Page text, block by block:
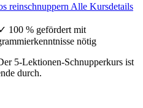
reinschnuppern Alle Kursdetails
✓ 100 % gefördert mit
nötig
5-Lektionen-Schnupperkurs ist
durch.